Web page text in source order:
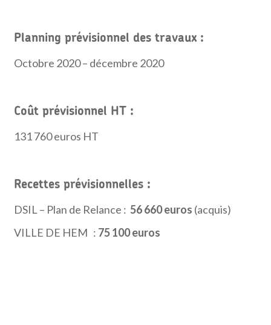
Planning prévisionnel des travaux:
Octobre 2020 – décembre 2020
Coût prévisionnel HT :
131 760 euros HT
Recettes prévisionnelles :
DSIL – Plan de Relance : 56 660 euros (acquis)
VILLE DE HEM : 75 100 euros